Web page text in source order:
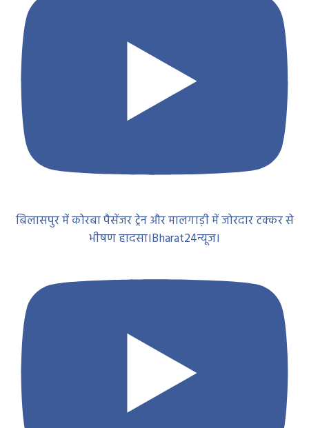
बिलासपुर में कोरबा पैसेंजर ट्रेन और मालगाड़ी में जोरदार टक्कर से
भीषण हादसा।Bharat24न्यूज।